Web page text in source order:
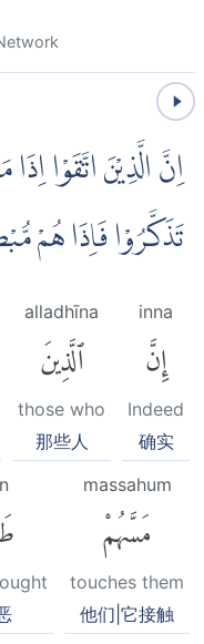
اِنَّ الَّذِيْنَ اتَّقَوْا
تَذَكَّرُوْا فَاِذَا هُمْ
inna
إِنَّ
Indeed
确实
alladhīna
ٱلَّذِينَ
those who
那些人
massahum
مَسَّهُمْ
touches them
他们|它接触